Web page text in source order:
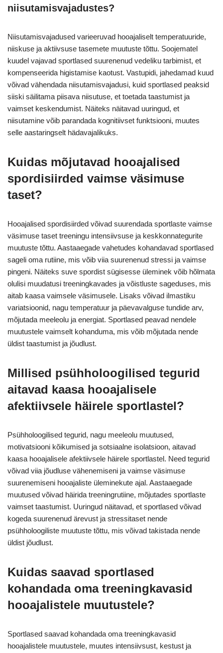
niisutamisvajadustes?
Niisutamisvajadused varieeruvad hooajaliselt temperatuuride,
niiskuse ja aktiivsuse tasemete muutuste tõttu. Soojematel
kuudel vajavad sportlased suurenenud vedeliku tarbimist, et
kompenseerida higistamise kaotust. Vastupidi, jahedamad kuud
võivad vähendada niisutamisvajadusi, kuid sportlased peaksid
siiski säilitama piisava niisutuse, et toetada taastumist ja
vaimset keskendumist. Näiteks näitavad uuringud, et
niisutamine võib parandada kognitiivset funktsiooni, muutes
selle aastaringselt hädavajalikuks.
Kuidas mõjutavad hooajalised
spordisiirded vaimse väsimuse
taset?
Hooajalised spordisiirded võivad suurendada sportlaste vaimse
väsimuse taset treeningu intensiivsuse ja keskkonnategurite
muutuste tõttu. Aastaaegade vahetudes kohandavad sportlased
sageli oma rutiine, mis võib viia suurenenud stressi ja vaimse
pingeni. Näiteks suve spordist sügisesse üleminek võib hõlmata
olulisi muudatusi treeningkavades ja võistluste sageduses, mis
aitab kaasa vaimsele väsimusele. Lisaks võivad ilmastiku
variatsioonid, nagu temperatuur ja päevavalguse tundide arv,
mõjutada meeleolu ja energiat. Sportlased peavad nendele
muutustele vaimselt kohanduma, mis võib mõjutada nende
üldist taastumist ja jõudlust.
Millised psühholoogilised tegurid
aitavad kaasa hooajalisele
afektiivsele häirele sportlastel?
Psühholoogilised tegurid, nagu meeleolu muutused,
motivatsiooni kõikumised ja sotsiaalne isolatsioon, aitavad
kaasa hooajalisele afektiivsele häirele sportlastel. Need tegurid
võivad viia jõudluse vähenemiseni ja vaimse väsimuse
suurenemiseni hooajaliste üleminekute ajal. Aastaaegade
muutused võivad häirida treeningrutiine, mõjutades sportlaste
vaimset taastumist. Uuringud näitavad, et sportlased võivad
kogeda suurenenud ärevust ja stressitaset nende
psühholoogiliste muutuste tõttu, mis võivad takistada nende
üldist jõudlust.
Kuidas saavad sportlased
kohandada oma treeningkavasid
hooajalistele muutustele?
Sportlased saavad kohandada oma treeningkavasid
hooajalistele muutustele, muutes intensiivsust, kestust ja